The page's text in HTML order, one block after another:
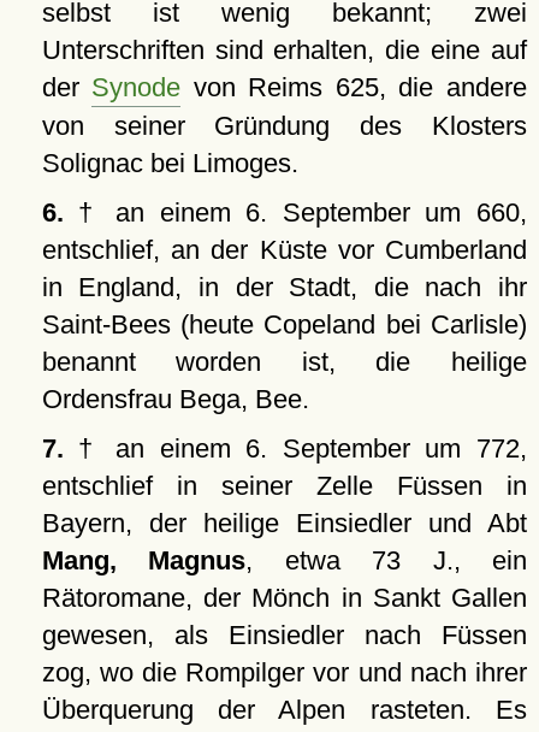
selbst ist wenig bekannt; zwei
Unterschriften sind erhalten, die eine auf
der Synode von Reims 625, die andere
von seiner Gründung des Klosters
Solignac bei Limoges.
6. † an einem 6. September um 660,
entschlief, an der Küste vor Cumberland
in England, in der Stadt, die nach ihr
Saint-Bees (heute Copeland bei Carlisle)
benannt worden ist, die heilige
Ordensfrau Bega, Bee.
7. † an einem 6. September um 772,
entschlief in seiner Zelle Füssen in
Bayern, der heilige Einsiedler und Abt
Mang, Magnus, etwa 73 J., ein
Rätoromane, der Mönch in Sankt Gallen
gewesen, als Einsiedler nach Füssen
zog, wo die Rompilger vor und nach ihrer
Überquerung der Alpen rasteten. Es